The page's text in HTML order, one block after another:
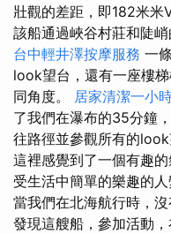
壯觀的差距，即182米米
該船通過峽谷村莊和陡峭
台中輕井澤按摩服務 一
look望台，還有一座樓
同角度。 居家清潔一小
了我們在瀑布的35分鐘
往路徑並參觀所有的look
這裡感覺到了一個有趣
受生活中簡單的樂趣的
當我們在北海航行時，
發現這艘船，參加活動，